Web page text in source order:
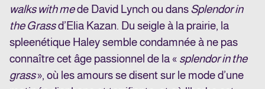
walks with mede David Lynch ou dans Splendor in
the Grassd’Elia Kazan. Du seigle à la prairie, la
spleenétique Haley semble condamnée à ne pas
connaître cet âge passionnel de la « splendor in the
grass», où les amours se disent sur le mode d’une